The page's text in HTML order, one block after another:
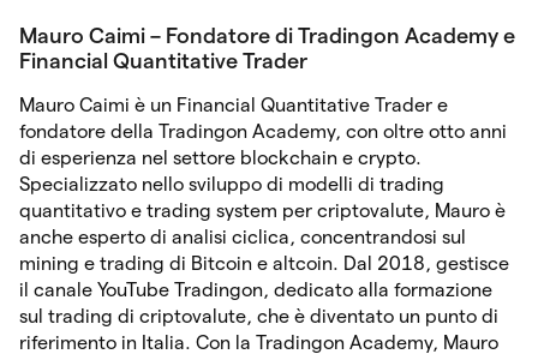
Mauro Caimi – Fondatore di Tradingon Academy e
Financial Quantitative Trader
Mauro Caimi è un Financial Quantitative Trader e
fondatore della Tradingon Academy, con oltre otto anni
di esperienza nel settore blockchain e crypto.
Specializzato nello sviluppo di modelli di trading
quantitativo e trading system per criptovalute, Mauro è
anche esperto di analisi ciclica, concentrandosi sul
mining e trading di Bitcoin e altcoin. Dal 2018, gestisce
il canale YouTube Tradingon, dedicato alla formazione
sul trading di criptovalute, che è diventato un punto di
riferimento in Italia. Con la Tradingon Academy, Mauro